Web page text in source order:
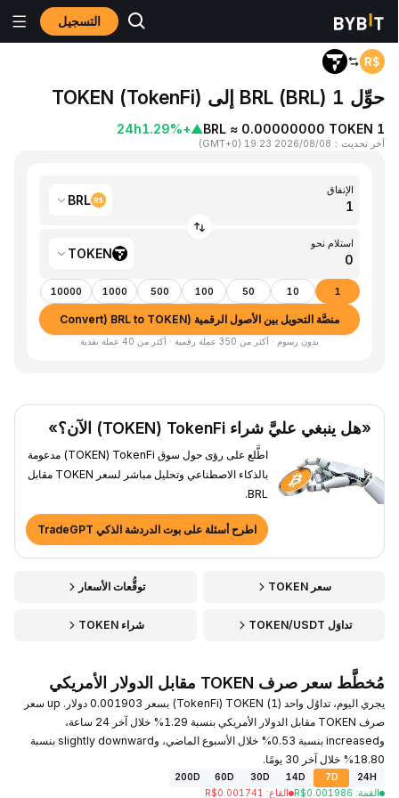
التسجيل المنزٍل BRL to TOKEN
حوِّل 1 BRL (BRL) إلى TOKEN (TokenFi)
1 BRL ≈ 0.00000000 TOKEN
▲
+1.29%
24h
آخر تحديث：
2026/08/08 19:23
(
GMT+0
)
الإنفاق
BRL
استلام نحو
TOKEN
1
10
50
100
500
1000
10000
منصَّة التحويل بين الأصول الرقمية (Convert) BRL to TOKEN
بدون رسوم · أكثر من 350 عملة رقمية · أكثر من 40 عملة نقدية
«هل ينبغي عليَّ شراء TokenFi ‏(TOKEN) الآن؟»
اطَّلع على رؤى حول سوق TokenFi ‏(TOKEN) مدعومة
بالذكاء الاصطناعي وتحليل مباشر لسعر TOKEN مقابل
BRL.
اطرح أسئلة على بوت الدردشة الذكي TradeGPT
سعر TOKEN توقُّعات الأسعار
تداوَل TOKEN/USDT شراء TOKEN
مُخطَّط سعر صرف TOKEN مقابل الدولار الأمريكي
يجري اليوم، تداوُل واحد (1) TOKEN ‏(TokenFi) بسعر 0.001903 دولار. up سعر
صرف TOKEN مقابل الدولار الأمريكي بنسبة 1.29% خلال آخر 24 ساعة،
وincreased بنسبة 0.53% خلال الأسبوع الماضي، وslightly downward بنسبة
18.80% خلال آخر 30 يومًا.
24H
7D
14D
30D
60D
200D
القمة:
R$0.001986 القاع:
R$0.001741